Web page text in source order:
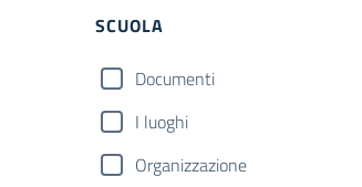
Filtri
SCUOLA
Documenti
I luoghi
Organizzazione